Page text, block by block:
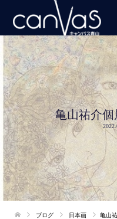
亀山祐介
ブログ 日本画 亀山